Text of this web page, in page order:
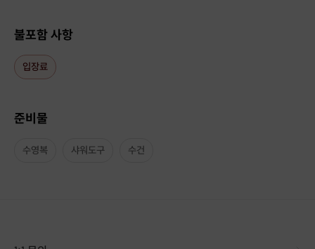
불포함 사항
입장료
준비물
수영복 샤워도구 수건